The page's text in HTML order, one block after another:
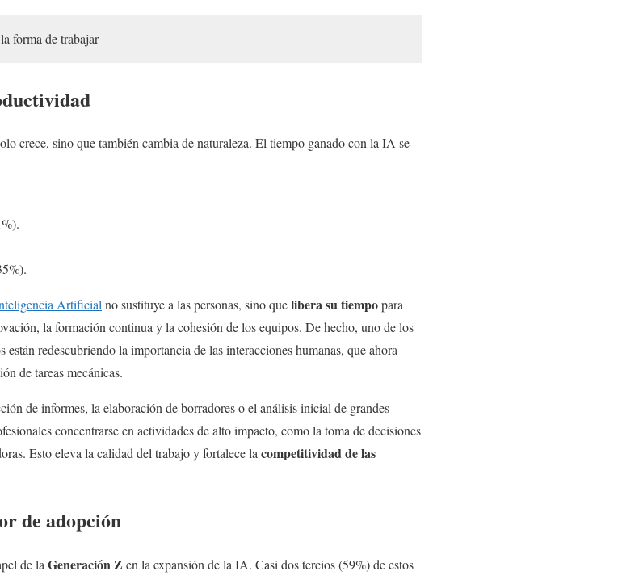
forma de trabajar
crece, sino que también cambia de naturaleza. El tiempo ganado con la IA se
Artificialno sustituye a las personas, sino quelibera su tiempopara
la formación continua y la cohesión de los equipos. De hecho, uno de los
están redescubriendo la importancia de las interacciones humanas, que ahora
de tareas mecánicas.
de informes, la elaboración de borradores o el análisis inicial de grandes
concentrarse en actividades de alto impacto, como la toma de decisiones
Esto eleva la calidad del trabajo y fortalece lacompetitividad de las
de adopción
de laGeneración Z en la expansión de la IA. Casi dos tercios (59%) de estos